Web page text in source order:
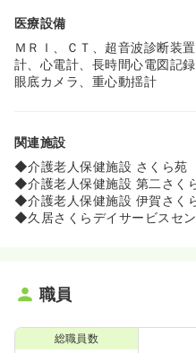
医療設備
ＭＲＩ、ＣＴ、超音波診断装
計、心電計、長時間心電図記
眼底カメラ、重心動揺計
関連施設
◆介護老人保健施設 さくら苑
◆介護老人保健施設 第二さく
◆介護老人保健施設 伊賀さく
◆久居さくらデイサービスセ
職員
総職員数